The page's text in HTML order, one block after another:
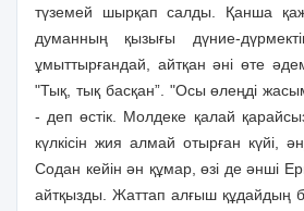
түземей шырқап салды. Қанша
думанның қызығы дүние-
ұмыттырғандай, айтқан әнi өте
"Тық, тық басқан”. "Осы өлеңдi
- деп өстiк. Молдеке қалай
күлкiсiн жия алмай отырған күйi,
Содан кейiн ән құмар, өзi де әншi
айтқызды. Жаттап алғыш құдайдың